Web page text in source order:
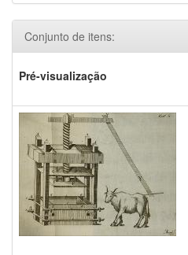
Conjunto de itens:
Pré-visualização